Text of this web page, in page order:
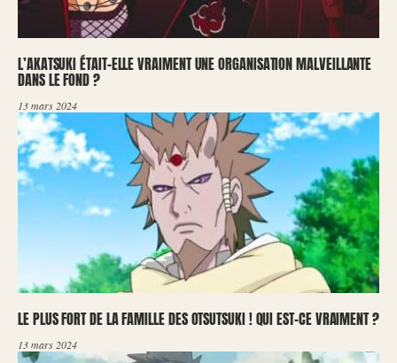
L’AKATSUKI ÉTAIT-ELLE VRAIMENT UNE ORGANISATION MALVEILLANTE
DANS LE FOND ?
13 mars 2024
LE PLUS FORT DE LA FAMILLE DES OTSUTSUKI ! QUI EST-CE VRAIMENT ?
13 mars 2024